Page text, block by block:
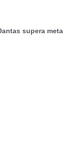
supera meta